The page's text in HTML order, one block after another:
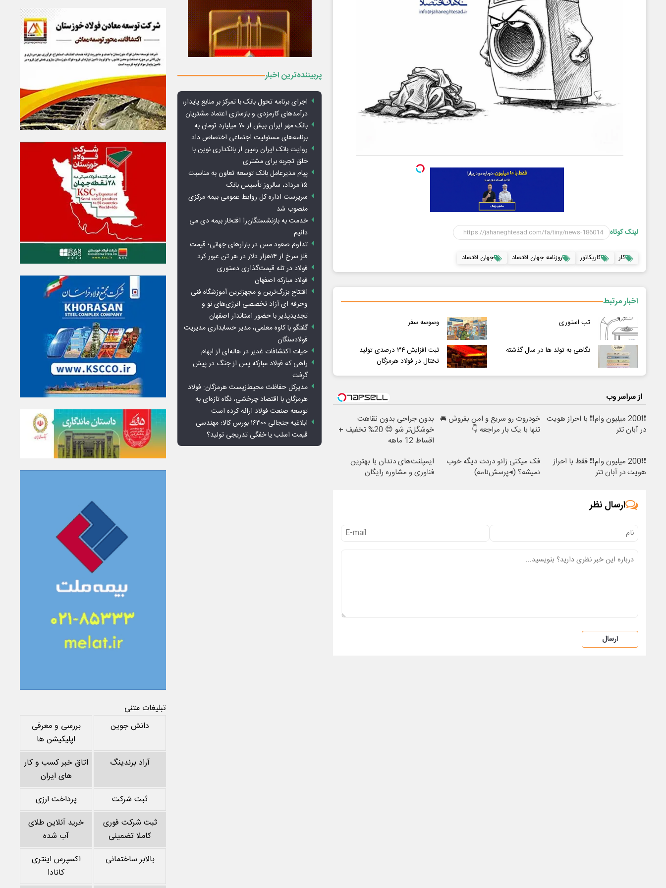
لینک کوتاه
کار کاریکاتور روزنامه جهان اقتصاد جهان اقتصاد
اخبار مرتبط
تب استوری وسوسه سفر
نگاهی به تولد ها در سال گذشته
ثبت افزایش ۳۴ درصدی تولید
تختال در فولاد هرمزگان
از سراسر وب
❗❗200 میلیون وام❗❗ با احراز هویت
در آبان تتر
خودروت رو سریع و امن بفروش 🚘
تنها با یک بار مراجعه 👇
بدون جراحی بدون نقاهت
خوشگل‌تر شو 😍 20% تخفیف +
اقساط 12 ماهه
❗❗200 میلیون وام❗❗ فقط با احراز
هویت در آبان تتر
فک میکنی زانو دردت دیگه خوب
نمیشه؟ (◂پرسش‌نامه)
ایمپلنت‌های دندان با بهترین
فناوری و مشاوره رایگان
ارسال نظر
ارسال
پربیننده‌ترین اخبار
اجرای برنامه تحول بانک با تمرکز بر منابع پایدار،
درآمدهای کارمزدی و بازسازی اعتماد مشتریان
بانک مهر ایران بیش از ۷۰ میلیارد تومان به
برنامه‌های مسئولیت اجتماعی اختصاص داد
روایت بانک ایران زمین از بانکداری نوین با
خلق تجربه برای مشتری
پیام مدیرعامل بانک توسعه تعاون به مناسبت
۱۵ مرداد، سالروز تأسیس بانک
سرپرست اداره کل روابط عمومی بیمه مرکزی
منصوب شد
خدمت به بازنشستگان‌را افتخار بیمه دی می
دانیم
تداوم صعود مس در بازارهای جهانی؛ قیمت
فلز سرخ از ۱۴هزار دلار در هر تن عبور کرد
فولاد در تله قیمت‌گذاری دستوری
فولاد مبارکه اصفهان
افتتاح بزرگ‌ترین و مجهزترین آموزشگاه فنی
وحرفه ای آزاد تخصصی انرژی‌های نو و
تجدیدپذیر با حضور استاندار اصفهان
گفتگو با کاوه معلمی، مدیر حسابداری مدیریت
فولادسنگان
حیات اکتشافات غدیر در هاله‌ای از ابهام
راهی که فولاد مبارکه پس از جنگ در پیش
گرفت
مدیرکل حفاظت محیط‌زیست هرمزگان: فولاد
هرمزگان با اقتصاد چرخشی، نگاه تازه‌ای به
توسعه صنعت فولاد ارائه کرده است
ابلاغیه جنجالی ۱۶۳۰۰ بورس کالا؛ مهندسی
قیمت اسلب یا خفگی تدریجی تولید؟
تبلیغات متنی
دانش جوین
بررسی و معرفی
اپلیکیشن ها
آراد برندینگ
اتاق خبر کسب و کار
های ایران
ثبت شرکت
پرداخت ارزی
ثبت شرکت فوری
کاملا تضمینی
خرید آنلاین طلای
آب شده
بالابر ساختمانی
اکسپرس اینتری
کانادا